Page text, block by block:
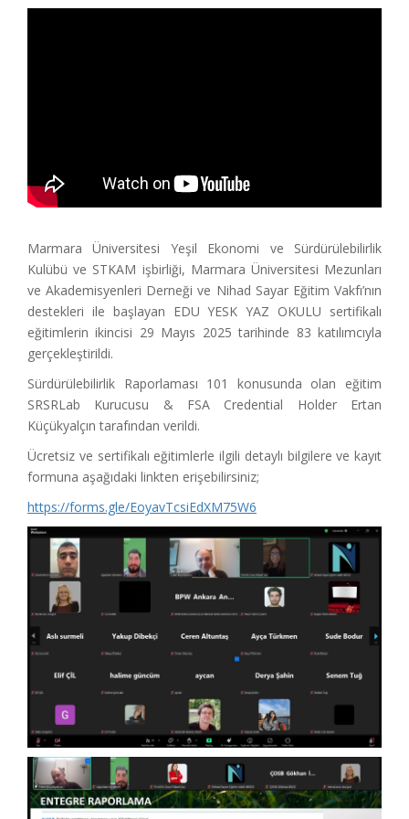
Marmara Üniversitesi Yeşil Ekonomi ve Sürdürülebilirlik
Kulübü ve STKAM işbirliği, Marmara Üniversitesi Mezunları
ve Akademisyenleri Derneği ve Nihad Sayar Eğitim Vakfı’nın
destekleri ile başlayan EDU YESK YAZ OKULU sertifikalı
eğitimlerin ikincisi 29 Mayıs 2025 tarihinde 83 katılımcıyla
gerçekleştirildi.
Sürdürülebilirlik Raporlaması 101 konusunda olan eğitim
SRSRLab Kurucusu & FSA Credential Holder Ertan
Küçükyalçın tarafından verildi.
Ücretsiz ve sertifikalı eğitimlerle ilgili detaylı bilgilere ve kayıt
formuna aşağıdaki linkten erişebilirsiniz;
https://forms.gle/EoyavTcsiEdXM75W6